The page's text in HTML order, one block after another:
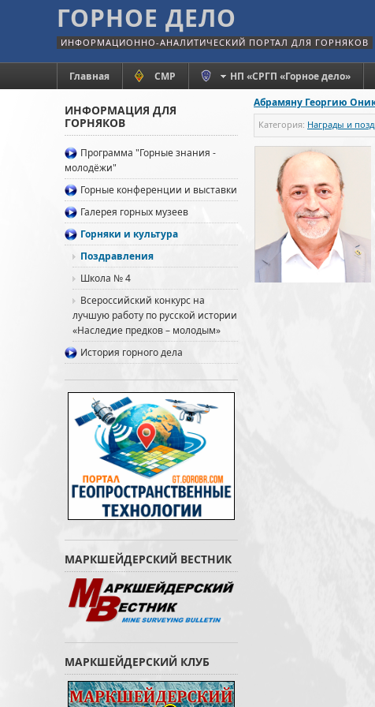
ГОРНОЕ ДЕЛО
ИНФОРМАЦИОННО-АНАЛИТИЧЕСКИЙ ПОРТАЛ ДЛЯ ГОРНЯКОВ
Главная СМР НП «СРГП «Горное дело»
Абрамяну Георгию
Категория: Награды и
ИНФОРМАЦИЯ ДЛЯ
ГОРНЯКОВ
Программа "Горные знания -
молодёжи"
Горные конференции и выставки
Галерея горных музеев
Горняки и культура
Поздравления
Школа № 4
Всероссийский конкурс на
лучшую работу по русской истории
«Наследие предков – молодым»
История горного дела
МАРКШЕЙДЕРСКИЙ ВЕСТНИК
МАРКШЕЙДЕРСКИЙ КЛУБ